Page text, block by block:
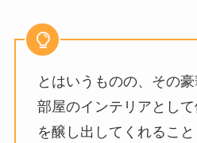
とはいうものの、その
部屋のインテリアとし
を醸し出してくれること